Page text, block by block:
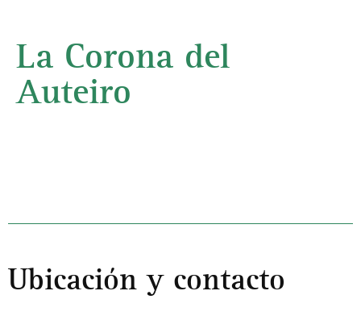
La Corona del
Auteiro
Ubicación y contacto